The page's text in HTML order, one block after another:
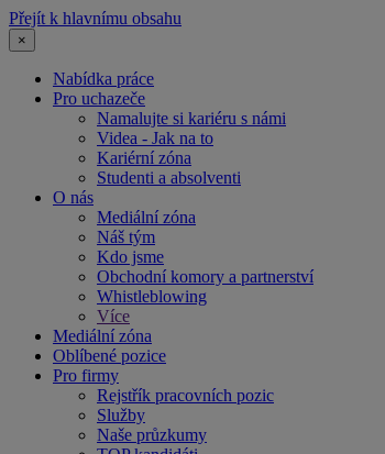
Přejít k hlavnímu obsahu
×
Nabídka práce
Pro uchazeče
Namalujte si kariéru s námi
Videa - Jak na to
Kariérní zóna
Studenti a absolventi
O nás
Mediální zóna
Náš tým
Kdo jsme
Obchodní komory a partnerství
Whistleblowing
Více
Mediální zóna
Oblíbené pozice
Pro firmy
Rejstřík pracovních pozic
Služby
Naše průzkumy